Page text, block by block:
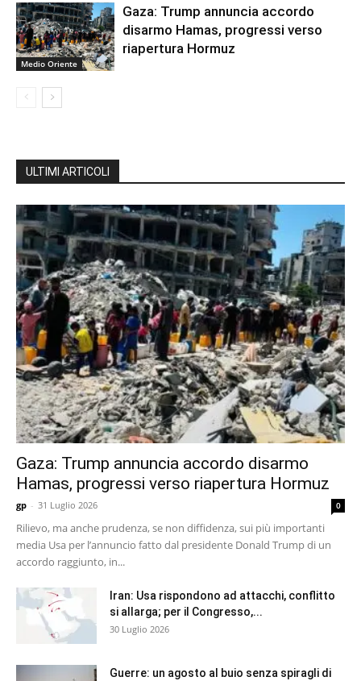
Medio Oriente
Gaza: Trump annuncia accordo
disarmo Hamas, progressi verso
riapertura Hormuz
ULTIMI ARTICOLI
Gaza: Trump annuncia accordo disarmo
Hamas, progressi verso riapertura Hormuz
gp - 31 Luglio 2026 0
Rilievo, ma anche prudenza, se non diffidenza, sui più importanti
media Usa per l’annuncio fatto dal presidente Donald Trump di un
accordo raggiunto, in...
Iran: Usa rispondono ad attacchi, conflitto
si allarga; per il Congresso,...
30 Luglio 2026
Guerre: un agosto al buio senza spiragli di